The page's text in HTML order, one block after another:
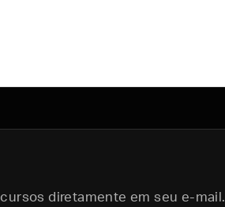
diretamente em seu e-mail.